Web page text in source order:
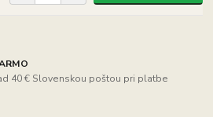
40 € Slovenskou poštou pri platbe